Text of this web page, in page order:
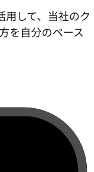
して、当社のク
を自分のペース